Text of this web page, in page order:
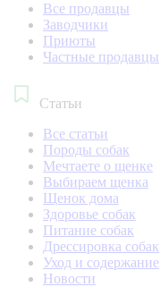
Все продавцы
Заводчики
Приюты
Частные продавцы
Статьи
Все статьи
Породы собак
Мечтаете о щенке
Выбираем щенка
Щенок дома
Здоровье собак
Питание собак
Дрессировка собак
Уход и содержание
Новости